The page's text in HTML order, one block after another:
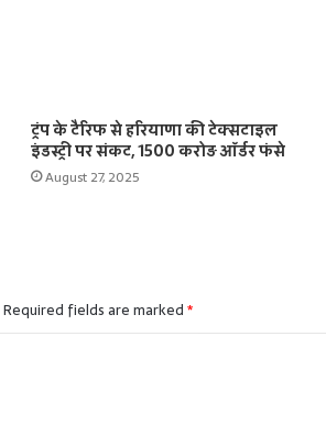
ट्रंप के टैरिफ से हरियाणा की टेक्सटाइल
इंडस्ट्री पर संकट, 1500 करोड़ ऑर्डर फंसे
August 27, 2025
Required fields are marked*